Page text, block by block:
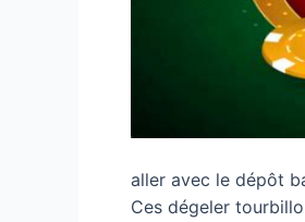
aller avec le dépôt
Ces dégeler